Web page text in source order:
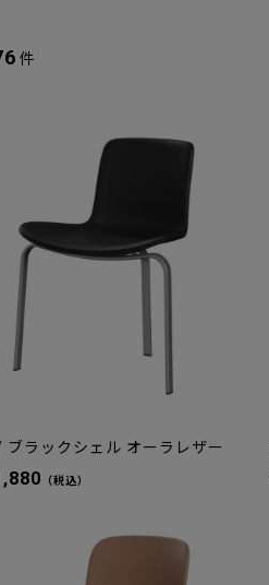
件
ブラックシェル オーラレザー
（税込）